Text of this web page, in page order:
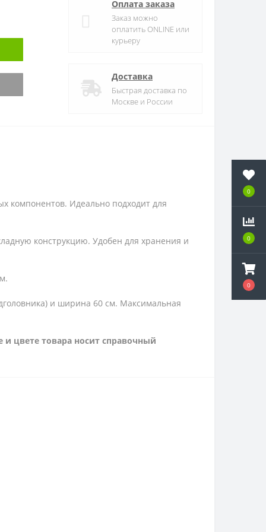
0
0
0
Оплата заказа
Заказ можно
оплатить ONLINE или
курьеру
Доставка
Быстрая доставка по
Москве и России
компонентов. Идеально подходит для
конструкцию. Удобен для хранения и
и ширина 60 см. Максимальная
цвете товара носит справочный